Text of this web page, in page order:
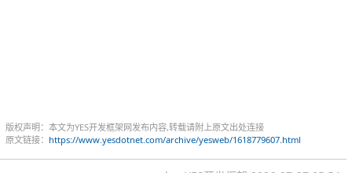
版权声明：本文为YES开发框架网发布内容,转载请附上原文出处连接
原文链接： https://www.yesdotnet.com/archive/yesweb/1618779607.html